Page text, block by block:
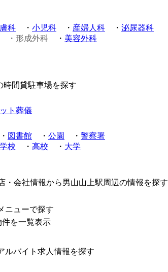
科 ・ 小児科 ・ 産婦人科 ・ 泌尿器科
・形成外科 ・ 美容外科
時間貸駐車場を探す
ト葬儀
図書館 ・ 公園 ・ 警察署
校 ・ 高校 ・ 大学
・会社情報から男山山上駅周辺の情報を探す
ニューで探す
件を一覧表示
ルバイト求人情報を探す